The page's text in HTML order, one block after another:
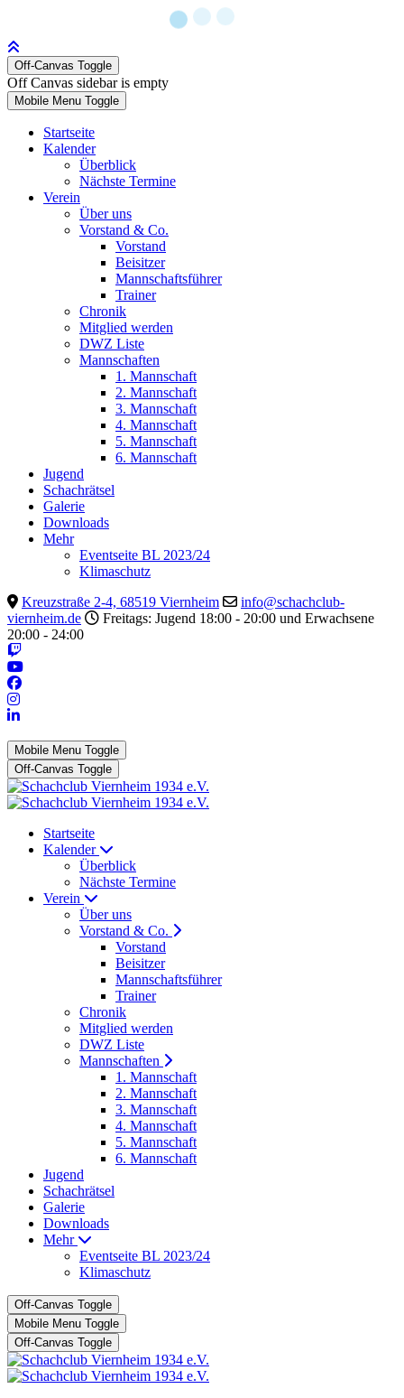
Off-Canvas Toggle
Off Canvas sidebar is empty
Mobile Menu Toggle
Startseite
Kalender
Überblick
Nächste Termine
Verein
Über uns
Vorstand & Co.
Vorstand
Beisitzer
Mannschaftsführer
Trainer
Chronik
Mitglied werden
DWZ Liste
Mannschaften
1. Mannschaft
2. Mannschaft
3. Mannschaft
4. Mannschaft
5. Mannschaft
6. Mannschaft
Jugend
Schachrätsel
Galerie
Downloads
Mehr
Eventseite BL 2023/24
Klimaschutz
Kreuzstraße 2-4, 68519 Viernheim
info@schachclub-
viernheim.de
Freitags: Jugend 18:00 - 20:00 und Erwachsene
20:00 - 24:00
Mobile Menu Toggle
Off-Canvas Toggle
Startseite
Kalender
Überblick
Nächste Termine
Verein
Über uns
Vorstand & Co.
Vorstand
Beisitzer
Mannschaftsführer
Trainer
Chronik
Mitglied werden
DWZ Liste
Mannschaften
1. Mannschaft
2. Mannschaft
3. Mannschaft
4. Mannschaft
5. Mannschaft
6. Mannschaft
Jugend
Schachrätsel
Galerie
Downloads
Mehr
Eventseite BL 2023/24
Klimaschutz
Off-Canvas Toggle
Mobile Menu Toggle
Off-Canvas Toggle